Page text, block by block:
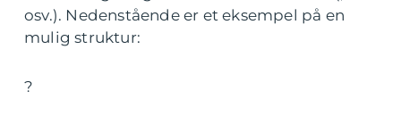
osv.). Nedenstående er et eksempel på en
mulig struktur:
?